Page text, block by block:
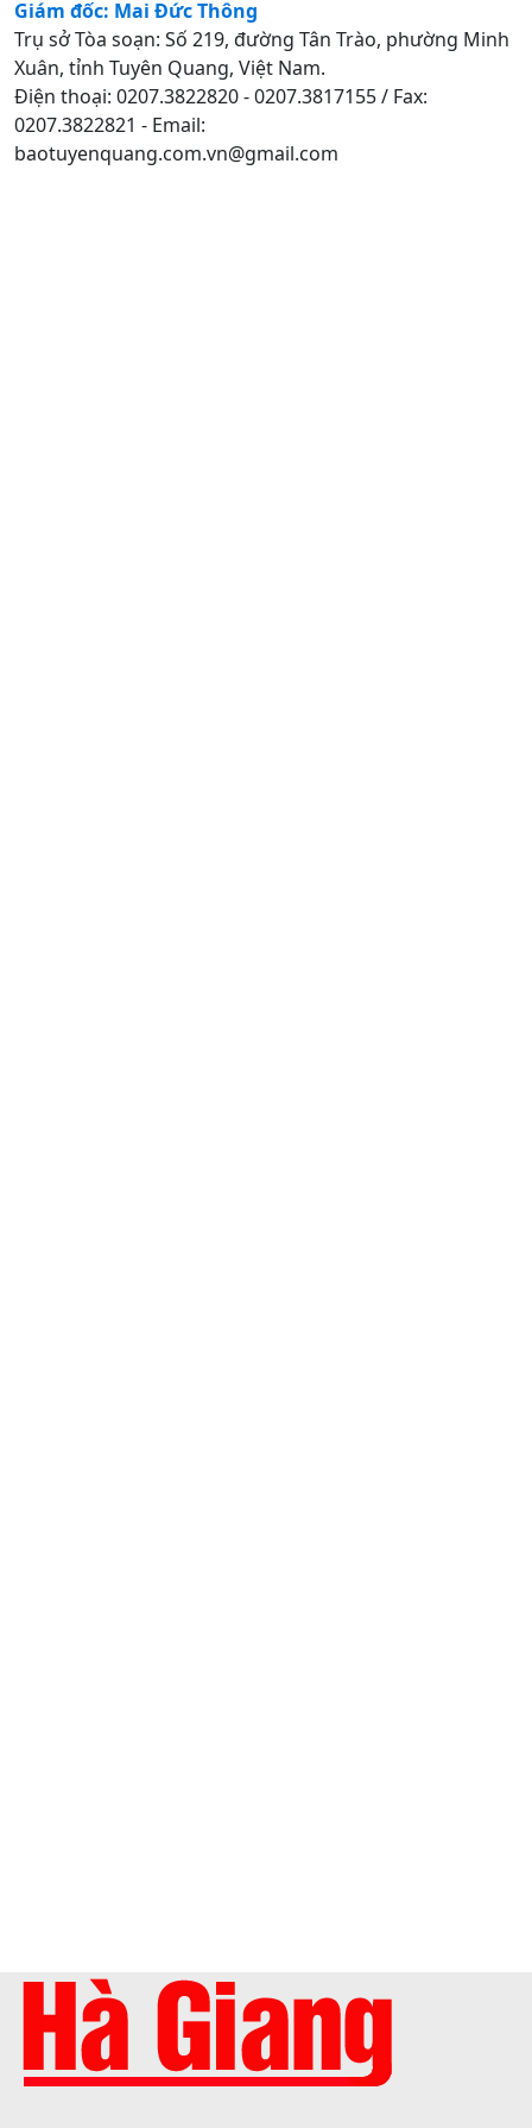
Giám đốc: Mai Đức Thông
Trụ sở Tòa soạn: Số 219, đường Tân Trào, phường Minh
Xuân, tỉnh Tuyên Quang, Việt Nam.
Điện thoại: 0207.3822820 - 0207.3817155 / Fax:
0207.3822821 - Email:
baotuyenquang.com.vn@gmail.com